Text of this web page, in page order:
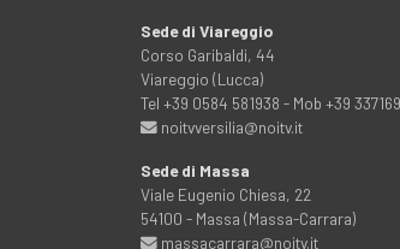
Sede di Viareggio
Corso Garibaldi, 44
Viareggio (Lucca)
Tel +39 0584 581938 - Mob +39
noitvversilia@noitv.it
Sede di Massa
Viale Eugenio Chiesa, 22
54100 - Massa (Massa-Carrara)
massacarrara@noitv.it